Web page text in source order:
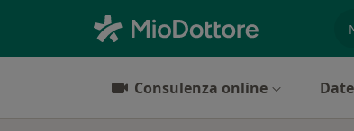
Consulenza online